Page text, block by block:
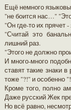
Ещё немного
"не боится нас…"
"Он где-то их прячет
"Считай это
лишний раз.
"Этого не должно
И много-много
ставят такие знаки
тоже "?!" и особенно
Кроме того, полно
Даже русский Жек
Но всё равно,